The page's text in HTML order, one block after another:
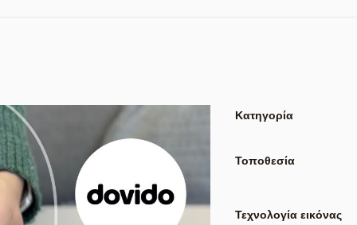
Κατηγορία
Τοποθεσία
Τεχνολογία εικόνας